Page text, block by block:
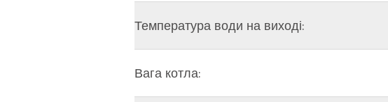
Температура води на виході:
Вага котла: